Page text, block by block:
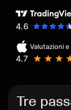
4.6
Valutazioni
4.7
Tre